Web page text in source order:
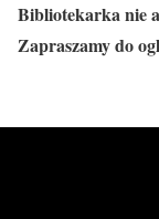
Bibliotekarka nie
Zapraszamy do